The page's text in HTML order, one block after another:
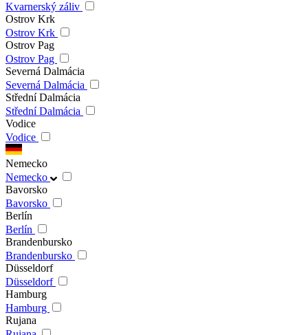
Kvarnerský záliv
Ostrov Krk
Ostrov Krk
Ostrov Pag
Ostrov Pag
Severná Dalmácia
Severná Dalmácia
Střední Dalmácia
Střední Dalmácia
Vodice
Vodice
Nemecko
Nemecko
Bavorsko
Bavorsko
Berlín
Berlín
Brandenbursko
Brandenbursko
Düsseldorf
Düsseldorf
Hamburg
Hamburg
Rujana